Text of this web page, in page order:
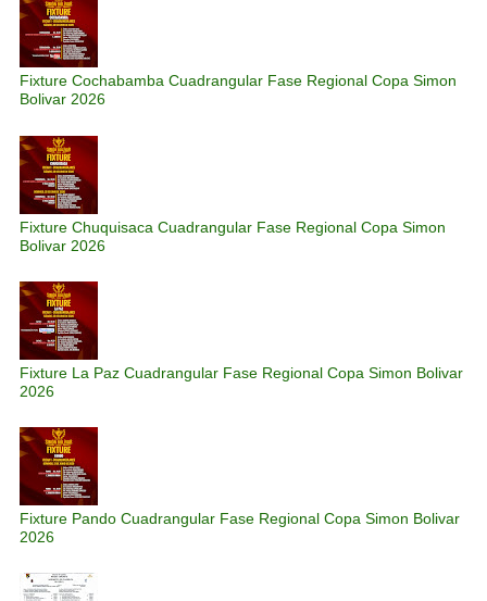
Fixture Cochabamba Cuadrangular Fase Regional Copa Simon
Bolivar 2026
Fixture Chuquisaca Cuadrangular Fase Regional Copa Simon
Bolivar 2026
Fixture La Paz Cuadrangular Fase Regional Copa Simon Bolivar
2026
Fixture Pando Cuadrangular Fase Regional Copa Simon Bolivar
2026